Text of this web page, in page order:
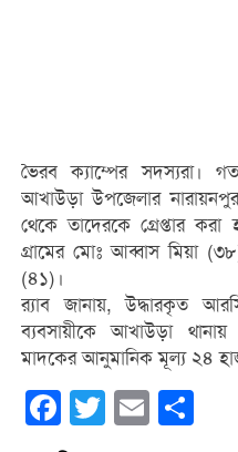
ভৈরব ক্যাম্পের সদস্যরা।
আখাউড়া উপজেলার
থেকে তাদেরকে গ্রেপ্তার করা
গ্রামের মোঃ আব্বাস মিয়া
(৪১)।
র‌্যাব জানায়, উদ্ধারকৃত
ব্যবসায়ীকে আখাউড়া থানায়
মাদকের আনুমানিক মূল্য ২৪
Facebook
Twitter Email